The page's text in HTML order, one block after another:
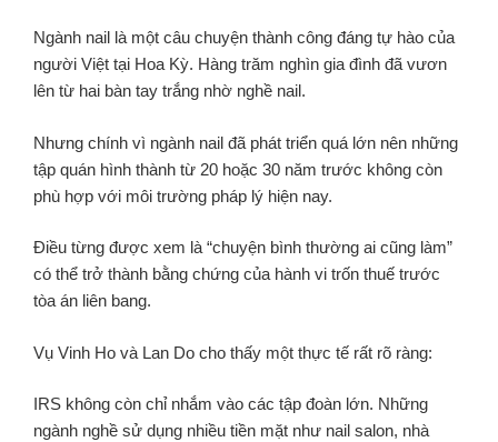
Ngành nail là một câu chuyện thành công đáng tự hào của
người Việt tại Hoa Kỳ. Hàng trăm nghìn gia đình đã vươn
lên từ hai bàn tay trắng nhờ nghề nail.
Nhưng chính vì ngành nail đã phát triển quá lớn nên những
tập quán hình thành từ 20 hoặc 30 năm trước không còn
phù hợp với môi trường pháp lý hiện nay.
Điều từng được xem là “chuyện bình thường ai cũng làm”
có thể trở thành bằng chứng của hành vi trốn thuế trước
tòa án liên bang.
Vụ Vinh Ho và Lan Do cho thấy một thực tế rất rõ ràng:
IRS không còn chỉ nhắm vào các tập đoàn lớn. Những
ngành nghề sử dụng nhiều tiền mặt như nail salon, nhà